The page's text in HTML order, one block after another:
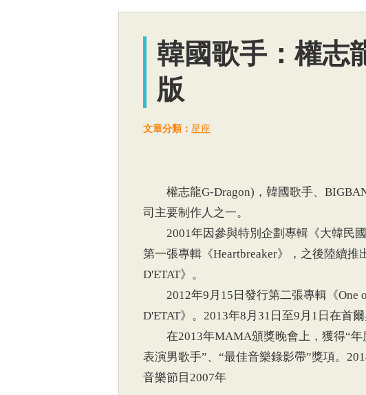
韓國歌手：權志
版
文章分類： 星座
權志龍G-Dragon)，韓國歌手、
司主要制作人之一。
2001年因參與特別企劃專輯《大韓民國
第一張專輯《Heartbreaker》，之後陸續推
D'ETAT》。
2012年9月15日發行第二張專輯《One
D'ETAT》。2013年8月31日至9月1日在首
在2013年MAMA頒獎晚會上，獲得“年
表演男歌手”、“最佳音樂錄影帶”獎項。
音樂節目2007年